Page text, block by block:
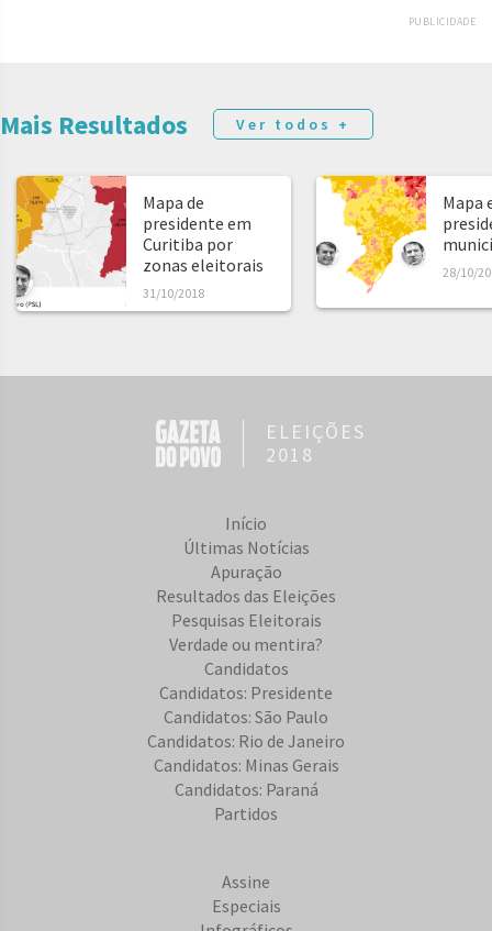
PUBLICIDADE
Mais Resultados Ver todos +
Mapa de
presidente em
Curitiba por
zonas eleitorais
31/10/2018
Mapa
28/10/
ELEIÇÕES
2018
Início
Últimas Notícias
Apuração
Resultados das Eleições
Pesquisas Eleitorais
Verdade ou mentira?
Candidatos
Candidatos: Presidente
Candidatos: São Paulo
Candidatos: Rio de Janeiro
Candidatos: Minas Gerais
Candidatos: Paraná
Partidos
Assine
Especiais